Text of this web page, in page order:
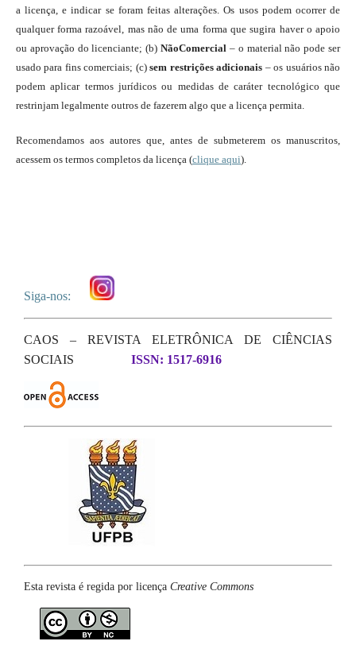
a licença, e indicar se foram feitas alterações. Os usos podem ocorrer de
qualquer forma razoável, mas não de uma forma que sugira haver o apoio
ou aprovação do licenciante; (b)NãoComercial – o material não pode ser
usado para fins comerciais; (c)sem restrições adicionais – os usuários não
podem aplicar termos jurídicos ou medidas de caráter tecnológico que
restrinjam legalmente outros de fazerem algo que a licença permita.
Recomendamos aos autores que, antes de submeterem os manuscritos,
acessem os termos completos da licença (clique aqui).
Siga-nos:
CAOS – REVISTA ELETRÔNICA DE CIÊNCIAS
SOCIAIS
ISSN: 1517-6916
Esta revista é regida por licença Creative Commons